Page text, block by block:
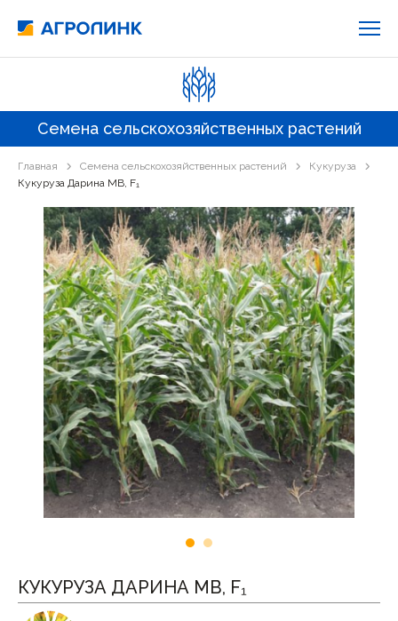
Семена сельскохозяйственных растений
Главная Семена сельскохозяйственных растений
Кукуруза
Кукуруза Дарина МВ, F₁
КУКУРУЗА ДАРИНА МВ, F₁